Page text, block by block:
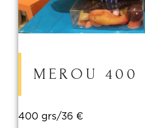
MEROU
400 grs/36 €